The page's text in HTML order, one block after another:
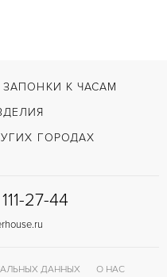
Застежка с помощью шипа
ЗАПОНКИ К ЧАСАМ
ГОРОДАХ
27-44
ДАННЫХ
О НАС